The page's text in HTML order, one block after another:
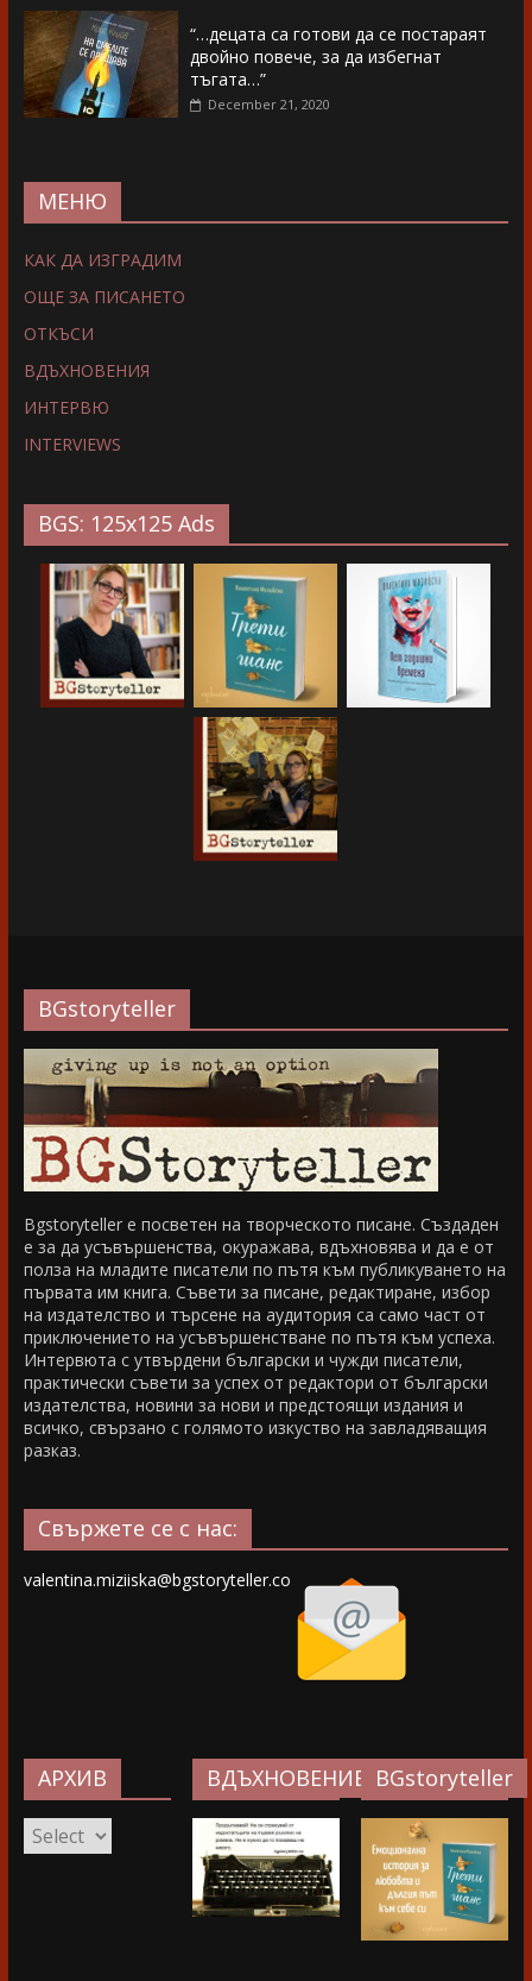
“…децата са готови да се постараят
двойно повече, за да избегнат
тъгата…”
December 21, 2020
МЕНЮ
КАК ДА ИЗГРАДИМ
ОЩЕ ЗА ПИСАНЕТО
ОТКЪСИ
ВДЪХНОВЕНИЯ
ИНТЕРВЮ
INTERVIEWS
BGS: 125x125 Ads
BGstoryteller
Bgstoryteller е посветен на творческото писане. Създаден
е за да усъвършенства, окуражава, вдъхновява и да е от
полза на младите писатели по пътя към публикуването на
първата им книга. Съвети за писане, редактиране, избор
на издателство и търсене на аудитория са само част от
приключението на усъвършенстване по пътя към успеха.
Интервюта с утвърдени български и чужди писатели,
практически съвети за успех от редактори от български
издателства, новини за нови и предстоящи издания и
всичко, свързано с голямото изкуство на завладяващия
разказ.
Свържете се с нас:
valentina.miziiska@bgstoryteller.co
АРХИВ
АРХИВ
ВДЪХНОВЕНИЕ…BGstoryteller